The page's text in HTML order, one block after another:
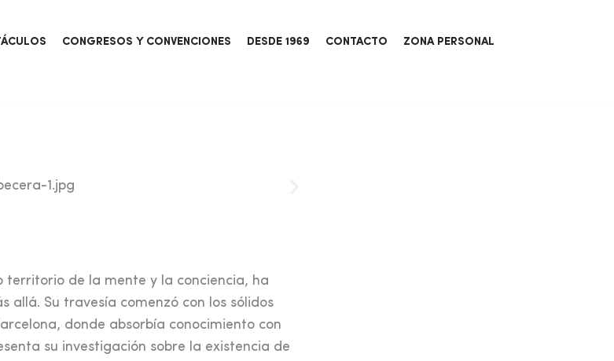
CONGRESOS Y CONVENCIONES DESDE 1969 CONTACTO ZONA PERSONAL
de la mente y la conciencia, ha
allá. Su travesía comenzó con los sólidos
donde absorbía conocimiento con
su investigación sobre la existencia de